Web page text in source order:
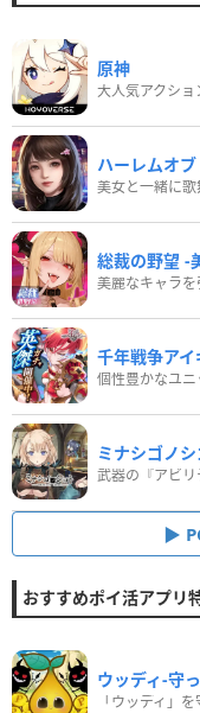
原神
大人気アクショ
ハーレムオ
美女と一緒に歌
総裁の野望 -
美麗なキャラを
千年戦争アイ
個性豊かなユニ
ミナシゴノシ
おすすめポイ活アプリ
ウッディ‐守
「ウッディ」